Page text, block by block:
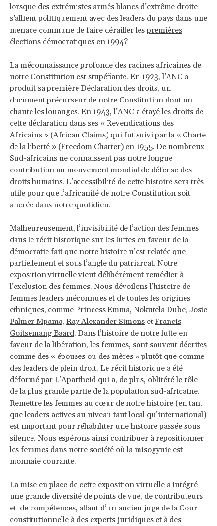
lorsque des extrémistes armés blancs d’extrême droite
s’allient politiquement avec des leaders du pays dans une
menace commune de faire dérailler lespremières
élections démocratiques en 1994?
La méconnaissance profonde des racines africaines de
notre Constitution est stupéfiante. En 1923, l’ANC a
produit sa première Déclaration des droits, un
document précurseur de notre Constitution dont on
chante les louanges. En 1943, l’ANC a étayé les droits de
cette déclaration dans ses « Revendications des
Africains » (African Claims) qui fut suivi par la « Charte
de la liberté » (Freedom Charter) en 1955. De nombreux
Sud-africains ne connaissent pas notre longue
contribution au mouvement mondial de défense des
droits humains. L’accessibilité de cette histoire sera très
utile pour que l’africanité de notre Constitution soit
ancrée dans notre quotidien.
Malheureusement, l’invisibilité de l’action des femmes
dans le récit historique sur les luttes en faveur de la
démocratie fait que notre histoire n’est relatée que
partiellement et sous l’angle du patriarcat. Notre
exposition virtuelle vient délibérément remédier à
l’exclusion des femmes. Nous dévoilons l’histoire de
femmes leaders méconnues et de toutes les origines
ethniques, comme Princess Emma, Nokutela Dube, Josie
Palmer Mpama, Ray Alexander Simons et Francis
Goitsemang Baard. Dans l’histoire de notre lutte en
faveur de la libération, les femmes, sont souvent décrites
comme des « épouses ou des mères » plutôt que comme
des leaders de plein droit. Le récit historique a été
déformé par L’Apartheid qui a, de plus, oblitéré le rôle
de la plus grande partie de la population sud-africaine.
Remettre les femmes au cœur de notre histoire (en tant
que leaders actives au niveau tant local qu’international)
est important pour réhabiliter une histoire passée sous
silence. Nous espérons ainsi contribuer à repositionner
les femmes dans notre société où la misogynie est
monnaie courante.
La mise en place de cette exposition virtuelle a intégré
une grande diversité de points de vue, de contributeurs
et de compétences, allant d’un ancien juge de la Cour
constitutionnelle à des experts juridiques et à des